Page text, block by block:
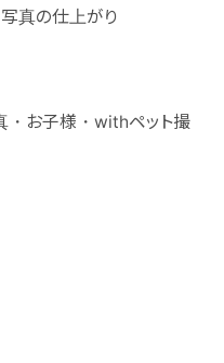
真の仕上がり
・お子様・withペット撮